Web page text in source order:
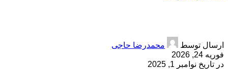
ارسال توسط
محمدرضا حاجی
فوریه 24, 2026
در تاریخ نوامبر 1, 2025